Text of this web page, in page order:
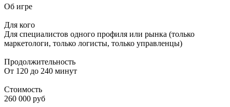
Об игре
Для кого
Для специалистов одного профиля или рынка (только
маркетологи, только логисты, только управленцы)
Продолжительность
От 120 до 240 минут
Стоимость
260 000 руб